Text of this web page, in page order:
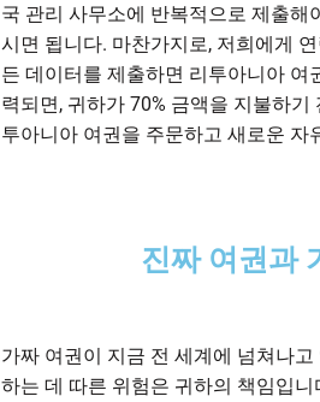
국 관리 사무소에 반복적으로 제출해
시면 됩니다. 마찬가지로, 저희에게
든 데이터를 제출하면 리투아니아 여
력되면, 귀하가 70% 금액을 지불하
투아니아 여권을 주문하고 새로운 자
진짜 여권과
가짜 여권이 지금 전 세계에 넘쳐나
하는 데 따른 위험은 귀하의 책임입